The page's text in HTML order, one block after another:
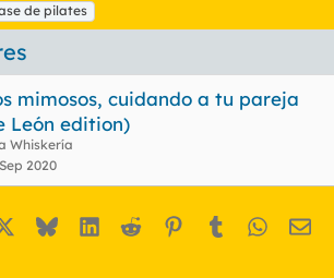
de pilates
mimosos, cuidando a tu pareja
León edition)
Whiskería
2020
BlueskyLinkedIn
Reddit Pinterest
Tumblr